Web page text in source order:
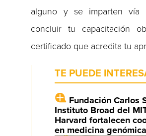
alguno y se imparten vía
concluir tu capacitación
certificado que acredita tu
TE PUEDE
Fundación Carlos
Instituto Broad del
Harvard fortalecen
en medicina genómica